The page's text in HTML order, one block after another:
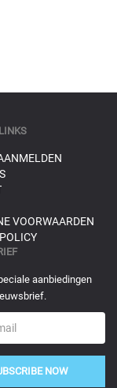
VOORWAARDEN
aanbiedingen
NOW